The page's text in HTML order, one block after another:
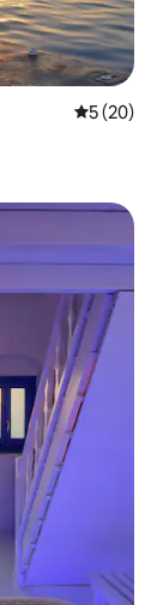
レビュー
5 (20)